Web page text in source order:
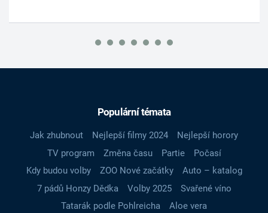
Populární témata
Jak zhubnout Nejlepší filmy 2024
Nejlepší horory
TV program
Změna času Partie
Počasí
Kdy budou volby
ZOO Nové začátky
Auto – katalog
7 pádů Honzy Dědka
Volby 2025
Svařené víno
Tatarák podle Pohlreicha
Aloe vera